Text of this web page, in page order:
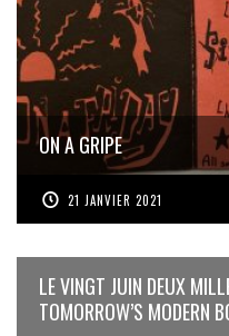
ON A GRIPE
21 JANVIER 2021
LE VINGT JUIN DEUX
TOMORROW’S MODERN